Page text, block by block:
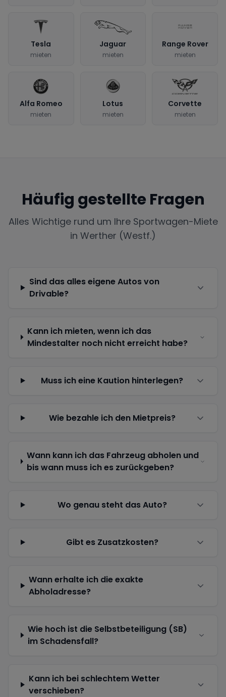
Tesla
mieten
Jaguar
mieten
Range Rover
mieten
Alfa Romeo
mieten
Lotus
mieten
Corvette
mieten
Häufig gestellte Fragen
Alles Wichtige rund um Ihre Sportwagen-Miete
in Werther (Westf.)
Sind das alles eigene Autos von
Drivable?
Kann ich mieten, wenn ich das
Mindestalter noch nicht erreicht habe?
Muss ich eine Kaution hinterlegen?
Wie bezahle ich den Mietpreis?
Wann kann ich das Fahrzeug abholen und
bis wann muss ich es zurückgeben?
Wo genau steht das Auto?
Gibt es Zusatzkosten?
Wann erhalte ich die exakte
Abholadresse?
Wie hoch ist die Selbstbeteiligung (SB)
im Schadensfall?
Kann ich bei schlechtem Wetter
verschieben?